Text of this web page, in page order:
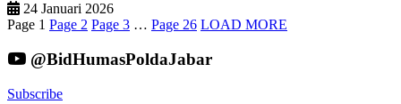
24 Januari 2026
Page 1 Page 2 Page 3 … Page 26 LOAD MORE
@BidHumasPoldaJabar
Subscribe